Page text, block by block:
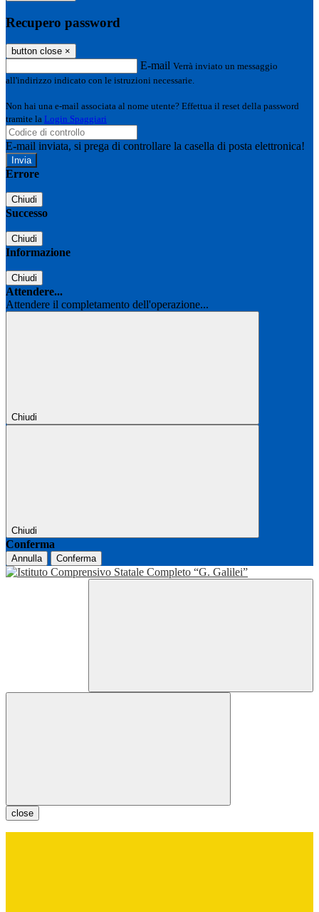
Recupero password
button close ×
E-mail Verrà inviato un messaggio
all'indirizzo indicato con le istruzioni necessarie.
Non hai una e-mail associata al nome utente? Effettua il reset della password
tramite la Login Spaggiari
E-mail inviata, si prega di controllare la casella di posta elettronica!
Errore
Chiudi
Successo
Chiudi
Informazione
Chiudi
Attendere...
Attendere il completamento dell'operazione...
Chiudi
Chiudi
Conferma
Annulla Conferma
close